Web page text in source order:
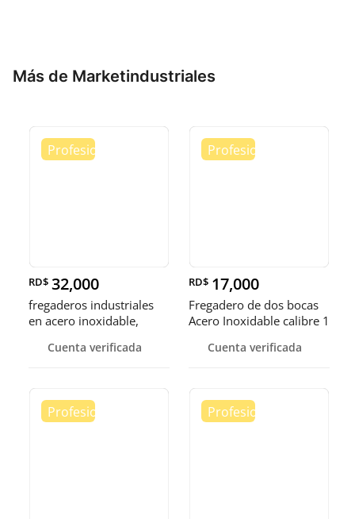
Más de Marketindustriales
RD$ 32,000
fregaderos industriales
en acero inoxidable,
Cuenta verificada
RD$ 17,000
Fregadero de dos bocas
Acero Inoxidable calibre 1
Cuenta verificada